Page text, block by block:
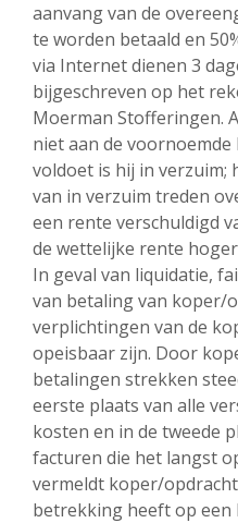
aanvang van de
te worden betaald en
via Internet dienen 3
bijgeschreven op het
Moerman Stofferingen.
niet aan de
voldoet is hij in verzuim;
van in verzuim treden
een rente verschuldigd
de wettelijke rente
In geval van liquidatie,
van betaling van koper/
verplichtingen van de
opeisbaar zijn. Door
betalingen strekken
eerste plaats van alle
kosten en in de tweede
facturen die het langst
vermeldt koper/
betrekking heeft op een